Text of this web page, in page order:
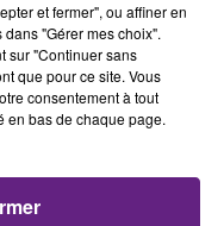
œuvre
des
dans les
et fermer", ou affiner en
"Gérer mes choix".
sur "Continuer sans
que pour ce site. Vous
consentement à tout
en bas de chaque page.